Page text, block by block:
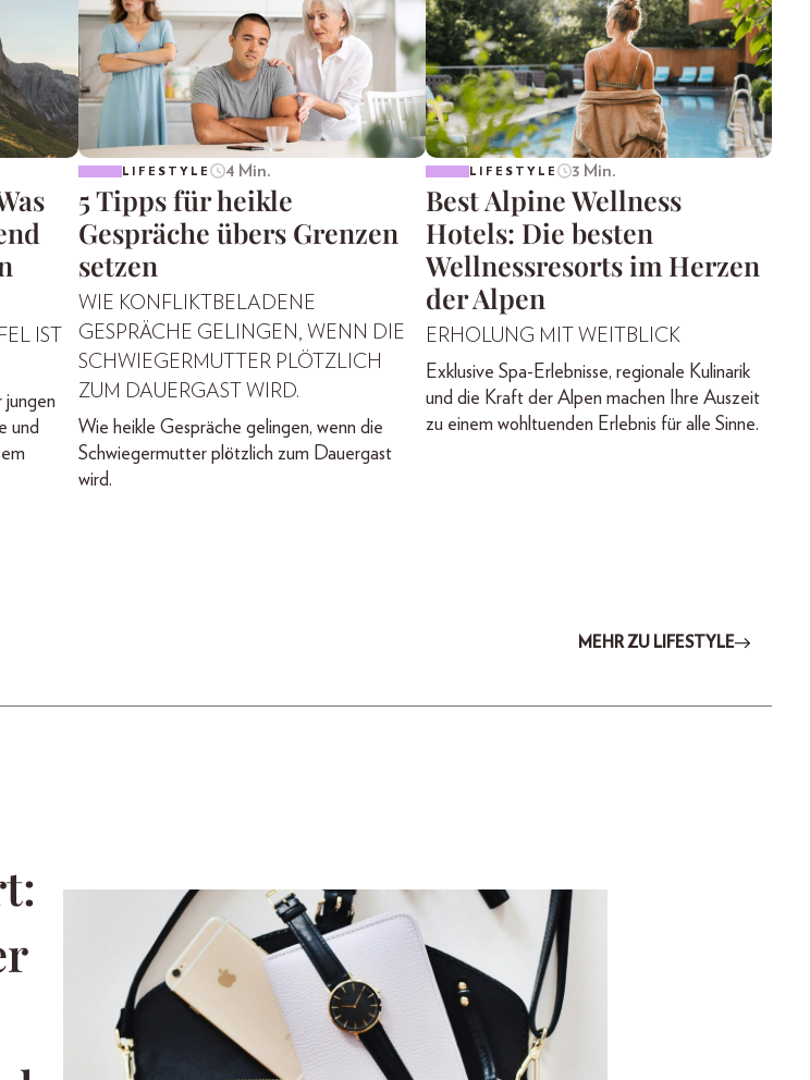
IST
jungen
und
LIFESTYLE 4 Min.
5 Tipps für heikle
Gespräche übers Grenzen
setzen
WIE KONFLIKTBELADENE
GESPRÄCHE GELINGEN, WENN DIE
SCHWIEGERMUTTER PLÖTZLICH
ZUM DAUERGAST WIRD.
Wie heikle Gespräche gelingen, wenn die
Schwiegermutter plötzlich zum Dauergast
wird.
LIFESTYLE 3 Min.
Best Alpine Wellness
Hotels: Die besten
Wellnessresorts im Herzen
der Alpen
ERHOLUNG MIT WEITBLICK
Exklusive Spa-Erlebnisse, regionale Kulinarik
und die Kraft der Alpen machen Ihre Auszeit
zu einem wohltuenden Erlebnis für alle Sinne.
MEHR ZU LIFESTYLE